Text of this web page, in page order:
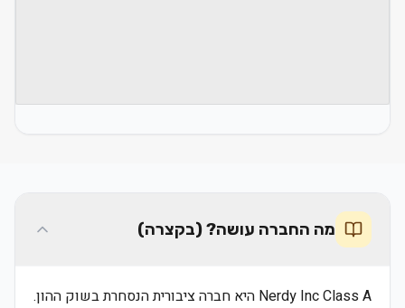
מה החברה עושה? (בקצרה)
Nerdy Inc Class A היא חברה ציבורית הנסחרת בשוק ההון.